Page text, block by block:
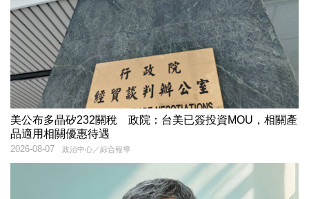
美公布多晶矽232關稅 政院：台美已簽投資MOU，相關產
品適用相關優惠待遇
政治中心／綜合報導
2026-08-07